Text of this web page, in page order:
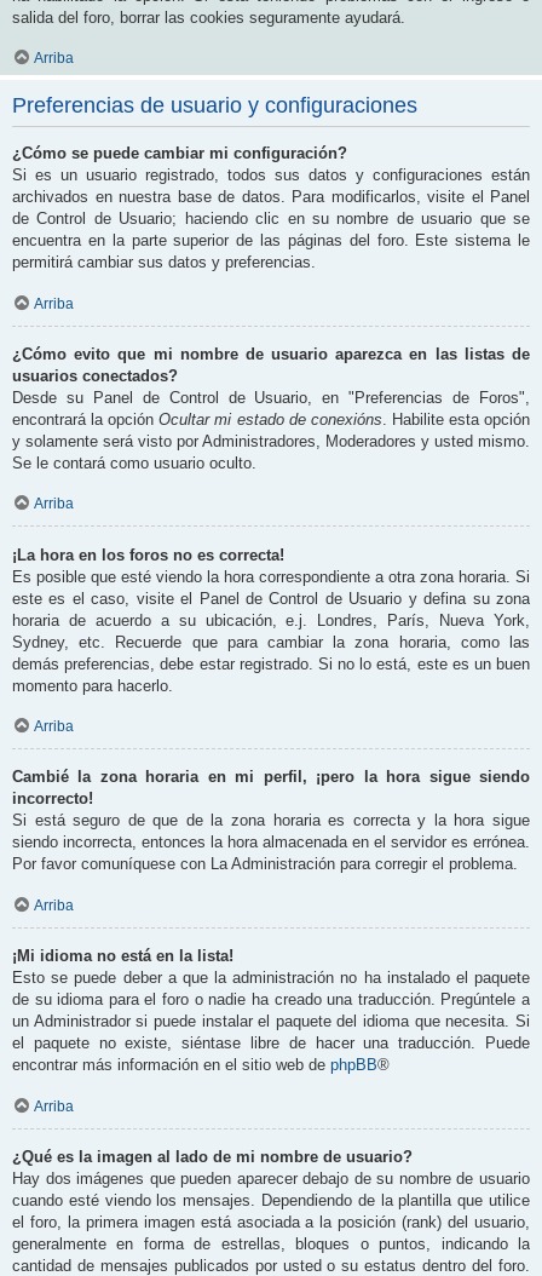
salida del foro, borrar las cookies seguramente ayudará.
Arriba
Preferencias de usuario y configuraciones
¿Cómo se puede cambiar mi configuración?
Si es un usuario registrado, todos sus datos y configuraciones están
archivados en nuestra base de datos. Para modificarlos, visite el Panel
de Control de Usuario; haciendo clic en su nombre de usuario que se
encuentra en la parte superior de las páginas del foro. Este sistema le
permitirá cambiar sus datos y preferencias.
Arriba
¿Cómo evito que mi nombre de usuario aparezca en las listas de
usuarios conectados?
Desde su Panel de Control de Usuario, en "Preferencias de Foros",
encontrará la opciónOcultar mi estado de conexións . Habilite esta opción
y solamente será visto por Administradores, Moderadores y usted mismo.
Se le contará como usuario oculto.
Arriba
¡La hora en los foros no es correcta!
Es posible que esté viendo la hora correspondiente a otra zona horaria. Si
este es el caso, visite el Panel de Control de Usuario y defina su zona
horaria de acuerdo a su ubicación, e.j. Londres, París, Nueva York,
Sydney, etc. Recuerde que para cambiar la zona horaria, como las
demás preferencias, debe estar registrado. Si no lo está, este es un buen
momento para hacerlo.
Arriba
Cambié la zona horaria en mi perfil, ¡pero la hora sigue siendo
incorrecto!
Si está seguro de que de la zona horaria es correcta y la hora sigue
siendo incorrecta, entonces la hora almacenada en el servidor es errónea.
Por favor comuníquese con La Administración para corregir el problema.
Arriba
¡Mi idioma no está en la lista!
Esto se puede deber a que la administración no ha instalado el paquete
de su idioma para el foro o nadie ha creado una traducción. Pregúntele a
un Administrador si puede instalar el paquete del idioma que necesita. Si
el paquete no existe, siéntase libre de hacer una traducción. Puede
encontrar más información en el sitio web de phpBB®
Arriba
¿Qué es la imagen al lado de mi nombre de usuario?
Hay dos imágenes que pueden aparecer debajo de su nombre de usuario
cuando esté viendo los mensajes. Dependiendo de la plantilla que utilice
el foro, la primera imagen está asociada a la posición (rank) del usuario,
generalmente en forma de estrellas, bloques o puntos, indicando la
cantidad de mensajes publicados por usted o su estatus dentro del foro.